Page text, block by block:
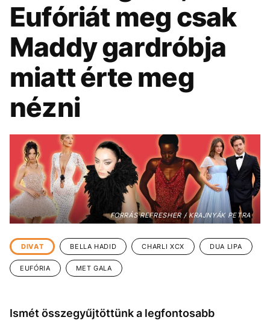
KÖZÉLET
ÉLETMÓD DESIGN
BESZÉLGETÉSEK ARCOK
VIDEÓ TÖRTÉNETEK
GASZTRO
Eufóriát meg csak
Maddy gardróbja
miatt érte meg
nézni
FORRÁS REFRESHER / KRAJNYÁK PETRA
DIVAT BELLA HADID CHARLI XCX DUA LIPA
EUFÓRIA MET GALA
Ismét összegyűjtöttünk a legfontosabb